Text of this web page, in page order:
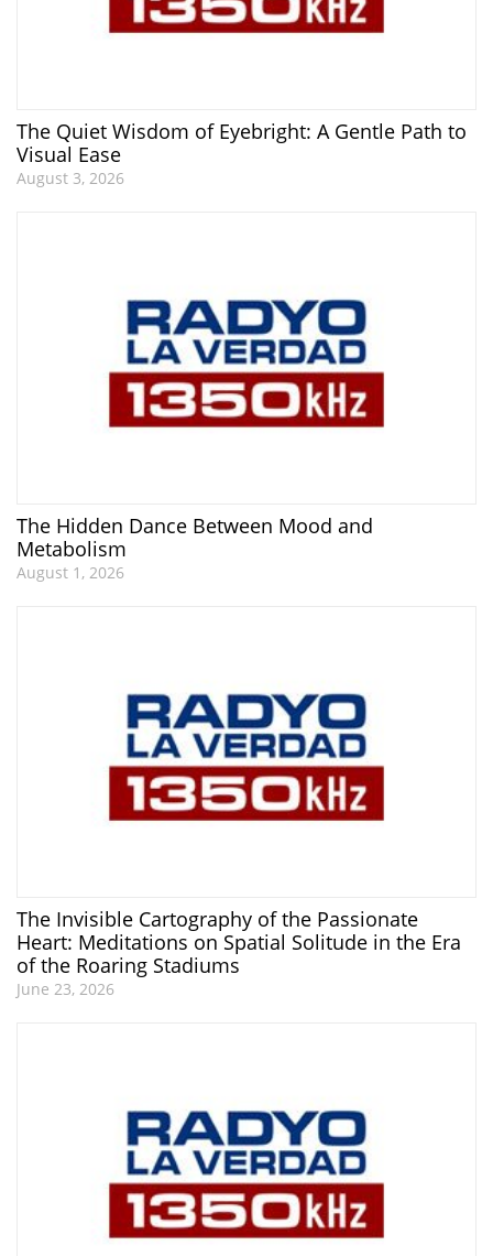
The Quiet Wisdom of Eyebright: A Gentle Path to
Visual Ease
August 3, 2026
The Hidden Dance Between Mood and
Metabolism
August 1, 2026
The Invisible Cartography of the Passionate
Heart: Meditations on Spatial Solitude in the Era
of the Roaring Stadiums
June 23, 2026